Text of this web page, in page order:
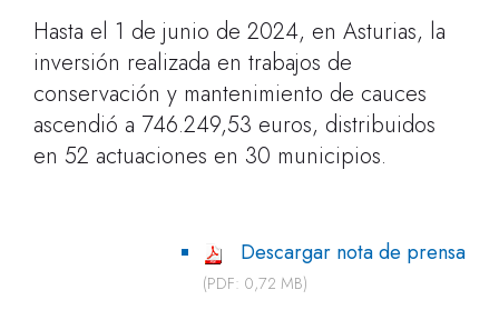
Hasta el 1 de junio de 2024, en Asturias, la
inversión realizada en trabajos de
conservación y mantenimiento de cauces
ascendió a 746.249,53 euros, distribuidos
en 52 actuaciones en 30 municipios.
Descargar nota de prensa
(PDF: 0,72 MB)